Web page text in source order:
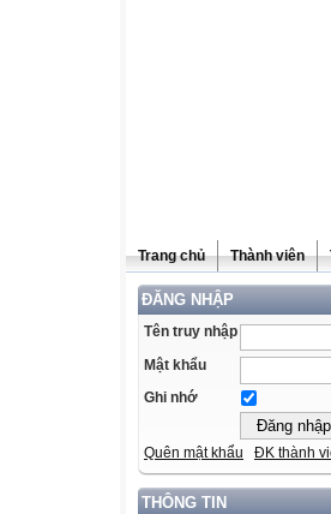
Trang chủ Thành viên
ĐĂNG NHẬP
Tên truy nhập
Mật khẩu
Ghi nhớ
Quên mật khẩu ĐK thành
THÔNG TIN